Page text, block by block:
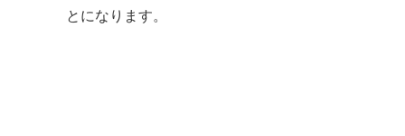
とになります。